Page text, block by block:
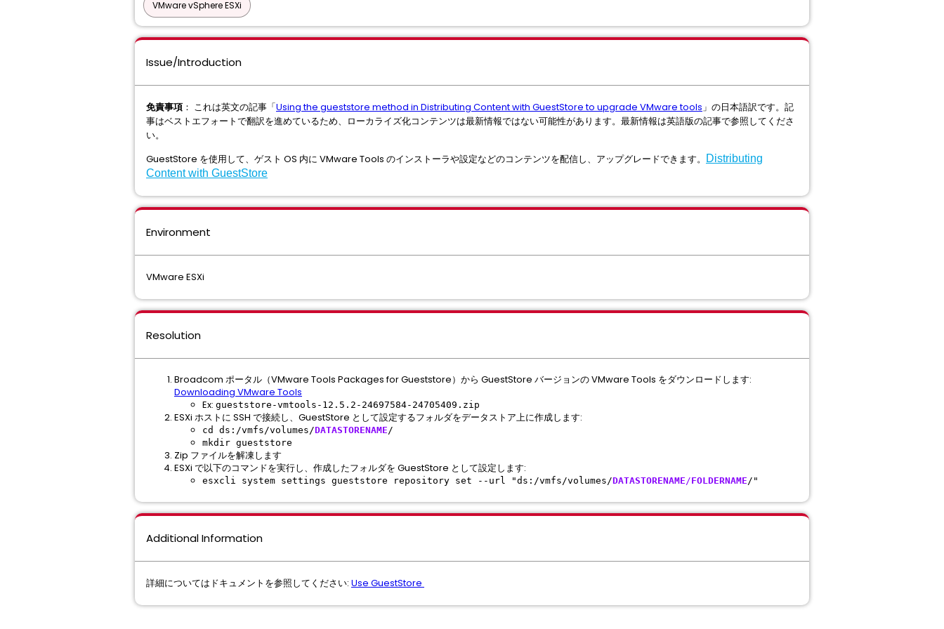
VMware vSphere ESXi
Issue/Introduction
免責事項 ： これは英文の記事「Using the gueststore method in Distributing Content with GuestStore to upgrade VMware tools」の日本語訳です。記
事はベストエフォートで翻訳を進めているため、ローカライズ化コンテンツは最新情報ではない可能性があります。最新情報は英語版の記事で参照してくださ
い。
GuestStore を使用して、ゲスト OS 内に VMware Tools のインストーラや設定などのコンテンツを配信し、アップグレードできます。
Distributing
Content with GuestStore
Environment
VMware ESXi
Resolution
Broadcom ポータル（VMware Tools Packages for Gueststore）から GuestStore バージョンの VMware Tools をダウンロードします:
Downloading VMware Tools
Ex: gueststore-vmtools-12.5.2-24697584-24705409.zip
ESXi ホストに SSH で接続し、GuestStore として設定するフォルダをデータストア上に作成します:
cd ds:/vmfs/volumes/DATASTORENAME/
mkdir gueststore
Zip ファイルを解凍します
ESXi で以下のコマンドを実行し、作成したフォルダを GuestStore として設定します:
esxcli system settings gueststore repository set --url "ds:/vmfs/volumes/DATASTORENAME/FOLDERNAME/"
Additional Information
詳細についてはドキュメントを参照してください: Use GuestStore